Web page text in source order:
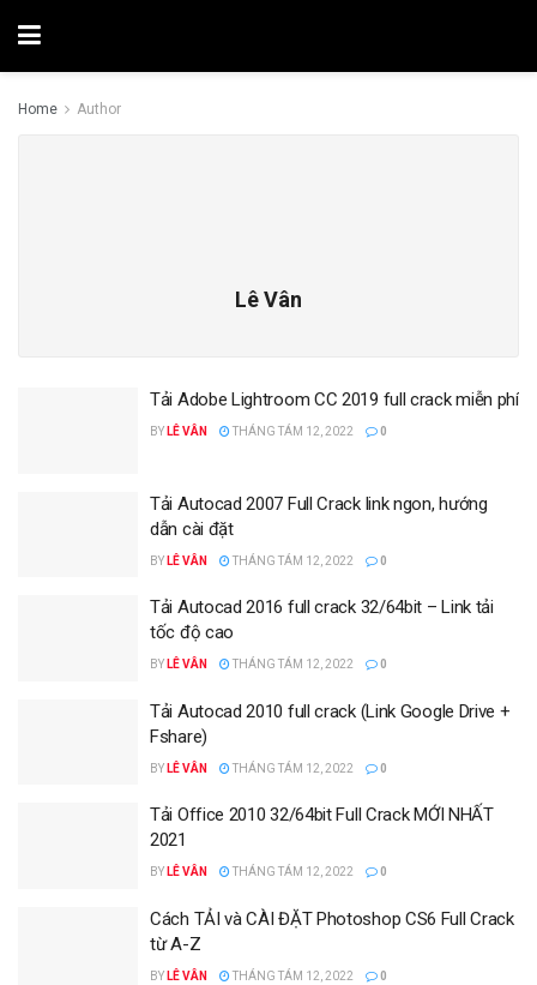
Home Author
Lê Vân
Tải Adobe Lightroom CC 2019 full crack miễn phí
BY LÊ VÂN THÁNG TÁM 12, 2022 0
Tải Autocad 2007 Full Crack link ngon, hướng
dẫn cài đặt
BY LÊ VÂN THÁNG TÁM 12, 2022 0
Tải Autocad 2016 full crack 32/64bit – Link tải
tốc độ cao
BY LÊ VÂN THÁNG TÁM 12, 2022 0
Tải Autocad 2010 full crack (Link Google Drive +
Fshare)
BY LÊ VÂN THÁNG TÁM 12, 2022 0
Tải Office 2010 32/64bit Full Crack MỚI NHẤT
2021
BY LÊ VÂN THÁNG TÁM 12, 2022 0
Cách TẢI và CÀI ĐẶT Photoshop CS6 Full Crack
từ A-Z
BY LÊ VÂN THÁNG TÁM 12, 2022 0